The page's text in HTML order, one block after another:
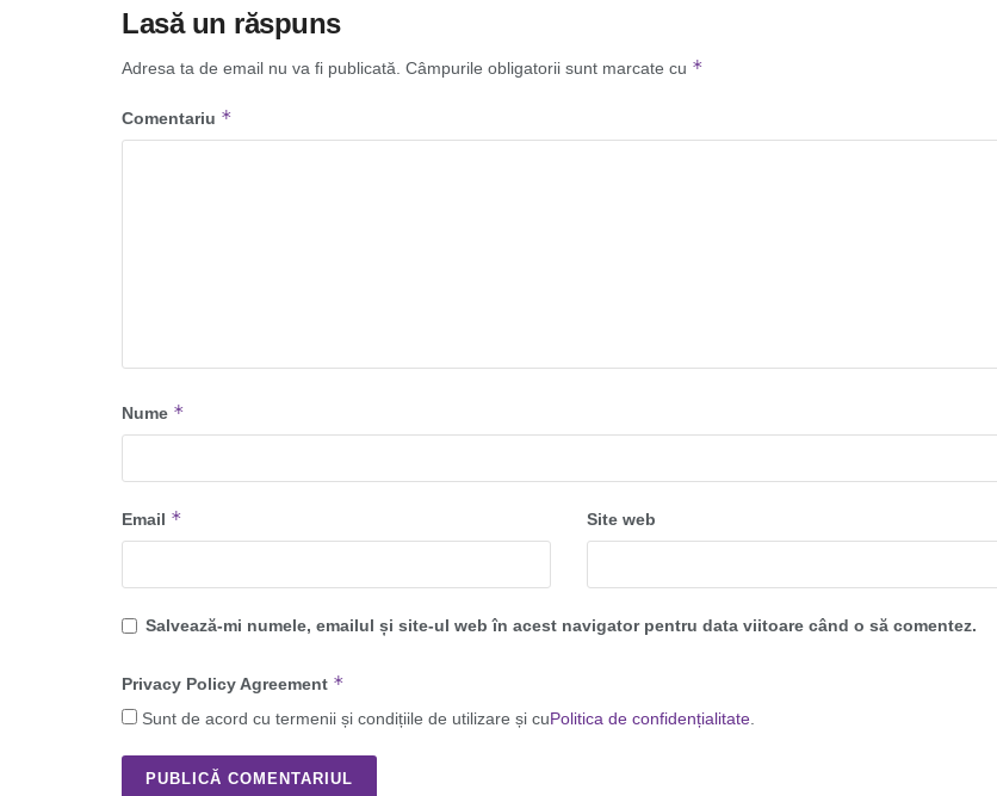
Lasă un răspuns
Adresa ta de email nu va fi publicată. Câmpurile obligatorii sunt marcate cu *
Comentariu *
Nume *
Email * Site web
Salvează-mi numele, emailul și site-ul web în acest navigator pentru data viitoare când o să comentez.
Privacy Policy Agreement *
Sunt de acord cu termenii și condițiile de utilizare și cuPolitica de confidențialitate